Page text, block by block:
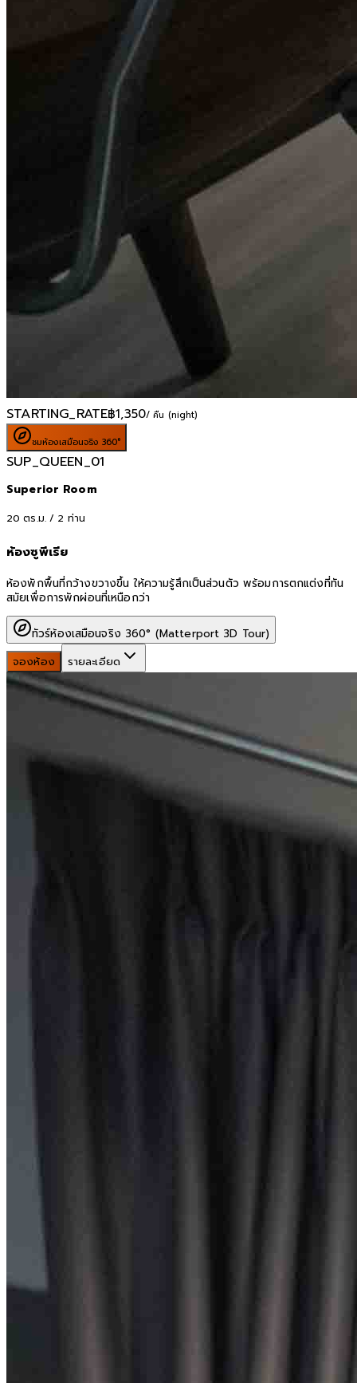
STARTING_RATE฿1,350/ คืน (night)
ชมห้องเสมือนจริง 360°
SUP_QUEEN_01
Superior Room
20 ตร.ม. / 2 ท่าน
ห้องซูพีเรีย
ห้องพักพื้นที่กว้างขวางขึ้น ให้ความรู้สึกเป็นส่วนตัว พร้อมการตกแต่งที่ทัน
สมัยเพื่อการพักผ่อนที่เหนือกว่า
ทัวร์ห้องเสมือนจริง 360° (Matterport 3D Tour)
จองห้อง
รายละเอียด